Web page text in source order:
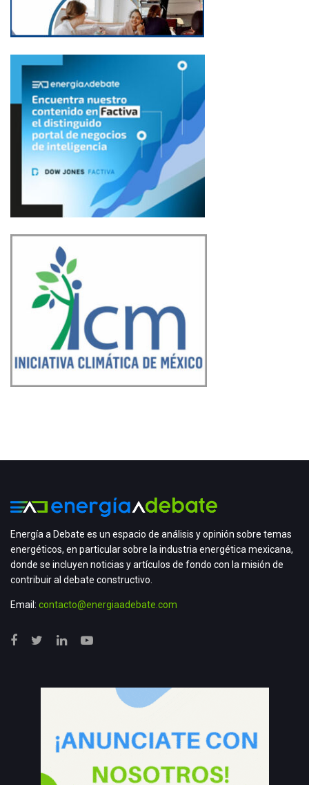
Energía a Debate es un espacio de análisis y opinión sobre temas
energéticos, en particular sobre la industria energética mexicana,
donde se incluyen noticias y artículos de fondo con la misión de
contribuir al debate constructivo.
Email: contacto@energiaadebate.com